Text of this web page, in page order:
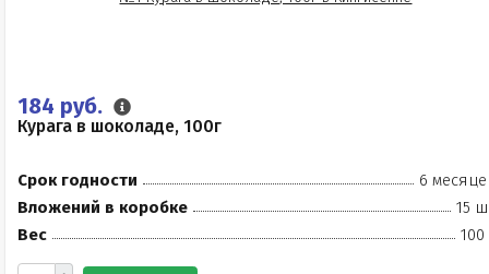
184 руб.
Курага в шоколаде, 100г
Срок годности
6
Вложений в коробке
15
Вес
100